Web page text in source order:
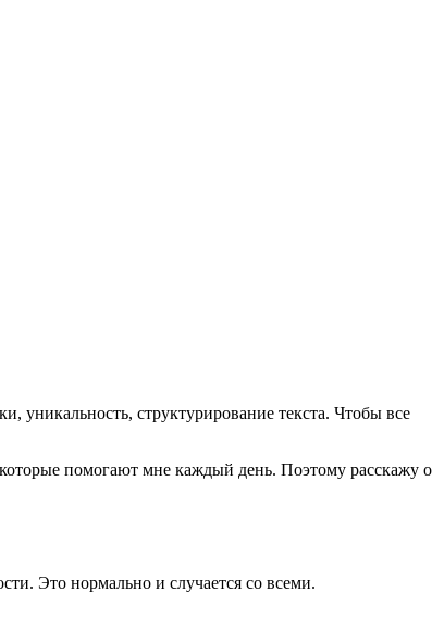
уникальность, структурирование текста. Чтобы все
помогают мне каждый день. Поэтому расскажу о
Это нормально и случается со всеми.